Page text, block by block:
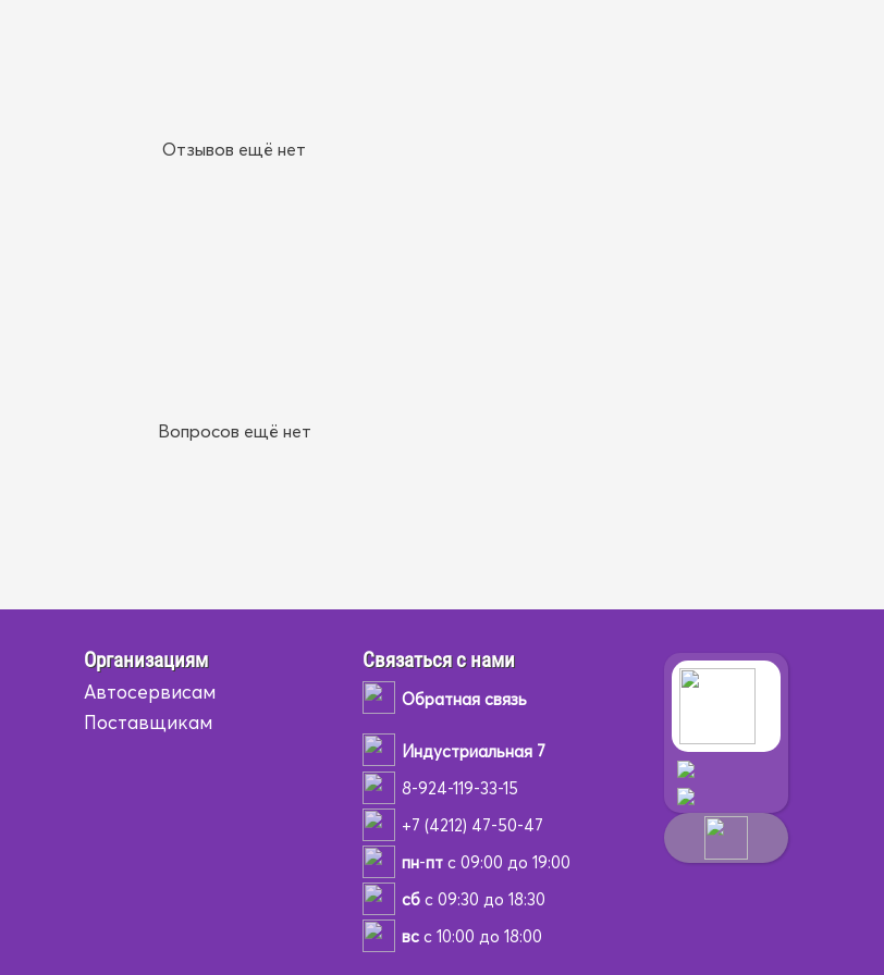
Отзывов ещё нет
Вопросов ещё нет
Организациям
Автосервисам
Поставщикам
Связаться с нами
Обратная связь
Индустриальная 7
8-924-119-33-15
+7 (4212) 47-50-47
пн-птс 09:00 до 19:00
сбс 09:30 до 18:30
всс 10:00 до 18:00